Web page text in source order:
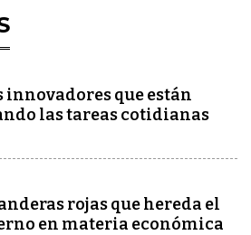
innovadores que están
las tareas cotidianas
rojas que hereda el
en materia económica